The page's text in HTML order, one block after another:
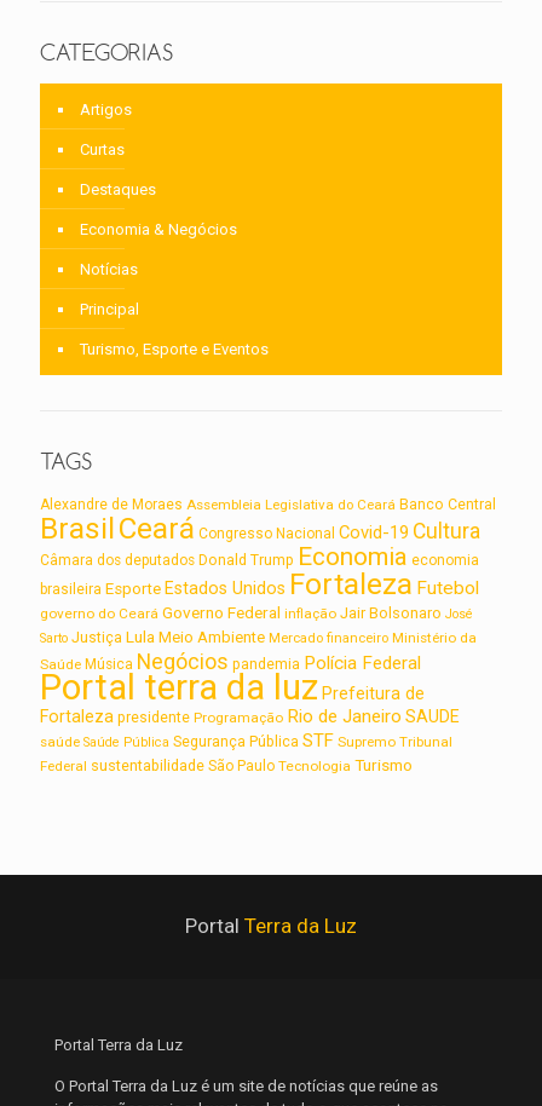
CATEGORIAS
Artigos
Curtas
Destaques
Economia & Negócios
Notícias
Principal
Turismo, Esporte e Eventos
TAGS
Alexandre de Moraes Assembleia Legislativa do Ceará Banco Central
BrasilCeará Congresso Nacional Covid-19 Cultura
Câmara dos deputados Donald Trump Economia economia
brasileira Esporte Estados Unidos Fortaleza Futebol
governo do Ceará Governo Federal inflação Jair Bolsonaro José
Sarto Justiça Lula Meio Ambiente Mercado financeiro Ministério da
Saúde Música Negócios pandemia Polícia Federal
Portal terra da luzPrefeitura de
Fortaleza presidente Programação Rio de Janeiro SAUDE
saúde Saúde Pública Segurança Pública STF Supremo Tribunal
Federal sustentabilidade São Paulo Tecnologia Turismo
Portal Terra da Luz
Portal Terra da Luz
O Portal Terra da Luz é um site de notícias que reúne as